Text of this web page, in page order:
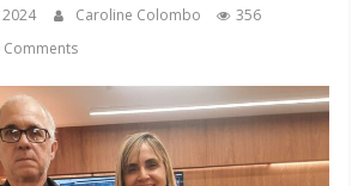
Caroline Colombo
356
Comments